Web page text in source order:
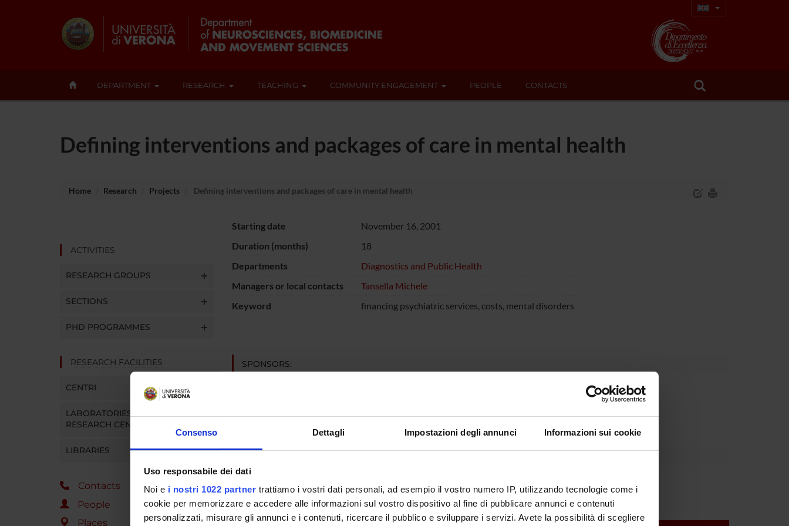
Consenso Dettagli Impostazioni degli annunci Informazioni sui cookie
Uso responsabile dei dati
Noi e i nostri 1022 partner trattiamo i vostri dati personali, ad esempio il vostro numero IP, utilizzando tecnologie come i
cookie per memorizzare e accedere alle informazioni sul vostro dispositivo al fine di pubblicare annunci e contenuti
personalizzati, misurare gli annunci e i contenuti, ricercare il pubblico e sviluppare i servizi. Avete la possibilità di scegliere
DEPARTMENT RESEARCH TEACHING COMMUNITY ENGAGEMENT PEOPLE CONTACTS
Defining interventions and packages of care in mental health
Home Research Projects Defining interventions and packages of care in mental health
ACTIVITIES
RESEARCH GROUPS
SECTIONS
PHD PROGRAMMES
RESEARCH FACILITIES
CENTRI
LABORATORIES AND
RESEARCH CENTRES
LIBRARIES
Contacts
People
Places
Starting date
November 16, 2001
Duration (months)
18
Departments
Diagnostics and Public Health
Managers or local contacts
Tansella Michele
Keyword
financing psychiatric services, costs, mental disorders
SPONSORS: